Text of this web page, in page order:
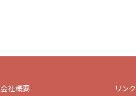
会社概要
リンク